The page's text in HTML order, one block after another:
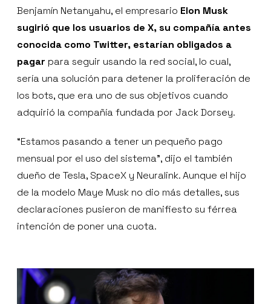
Benjamín Netanyahu, el empresario Elon Musk
sugirió que los usuarios de X, su compañía antes
conocida como Twitter, estarían obligados a
pagar para seguir usando la red social, lo cual,
sería una solución para detener la proliferación de
los bots, que era uno de sus objetivos cuando
adquirió la compañía fundada por Jack Dorsey.
“Estamos pasando a tener un pequeño pago
mensual por el uso del sistema”, dijo el también
dueño de Tesla, SpaceX y Neuralink. Aunque el hijo
de la modelo Maye Musk no dio más detalles, sus
declaraciones pusieron de manifiesto su férrea
intención de poner una cuota.